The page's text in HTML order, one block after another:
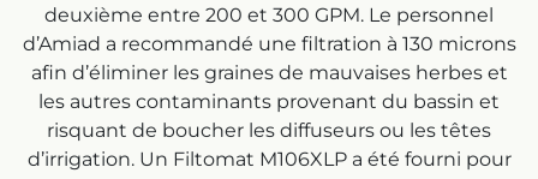
deuxième entre 200 et 300 GPM. Le personnel
d’Amiad a recommandé une filtration à 130 microns
afin d’éliminer les graines de mauvaises herbes et
les autres contaminants provenant du bassin et
risquant de boucher les diffuseurs ou les têtes
d’irrigation. Un Filtomat M106XLP a été fourni pour